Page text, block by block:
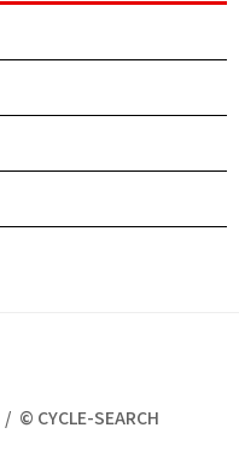
© CYCLE-SEARCH